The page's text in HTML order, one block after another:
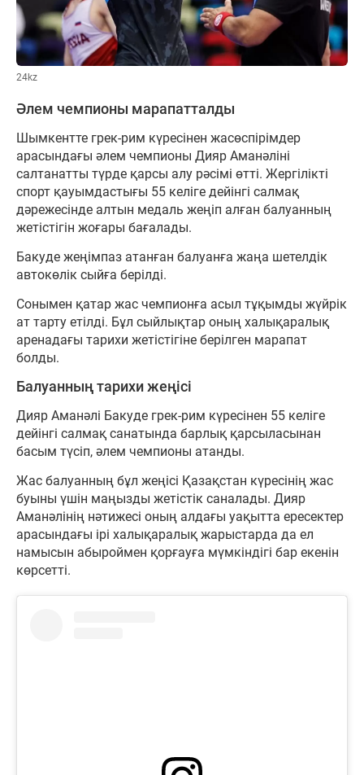
24kz
Әлем чемпионы марапатталды
Шымкентте грек-рим күресінен жасөспірімдер
арасындағы әлем чемпионы Дияр Аманәліні
салтанатты түрде қарсы алу рәсімі өтті. Жергілікті
спорт қауымдастығы 55 келіге дейінгі салмақ
дәрежесінде алтын медаль жеңіп алған балуанның
жетістігін жоғары бағалады.
Бакуде жеңімпаз атанған балуанға жаңа шетелдік
автокөлік сыйға берілді.
Сонымен қатар жас чемпионға асыл тұқымды жүйрік
ат тарту етілді. Бұл сыйлықтар оның халықаралық
аренадағы тарихи жетістігіне берілген марапат
болды.
Балуанның тарихи жеңісі
Дияр Аманәлі Бакуде грек-рим күресінен 55 келіге
дейінгі салмақ санатында барлық қарсыласынан
басым түсіп, әлем чемпионы атанды.
Жас балуанның бұл жеңісі Қазақстан күресінің жас
буыны үшін маңызды жетістік саналады. Дияр
Аманәлінің нәтижесі оның алдағы уақытта ересектер
арасындағы ірі халықаралық жарыстарда да ел
намысын абыроймен қорғауға мүмкіндігі бар екенін
көрсетті.